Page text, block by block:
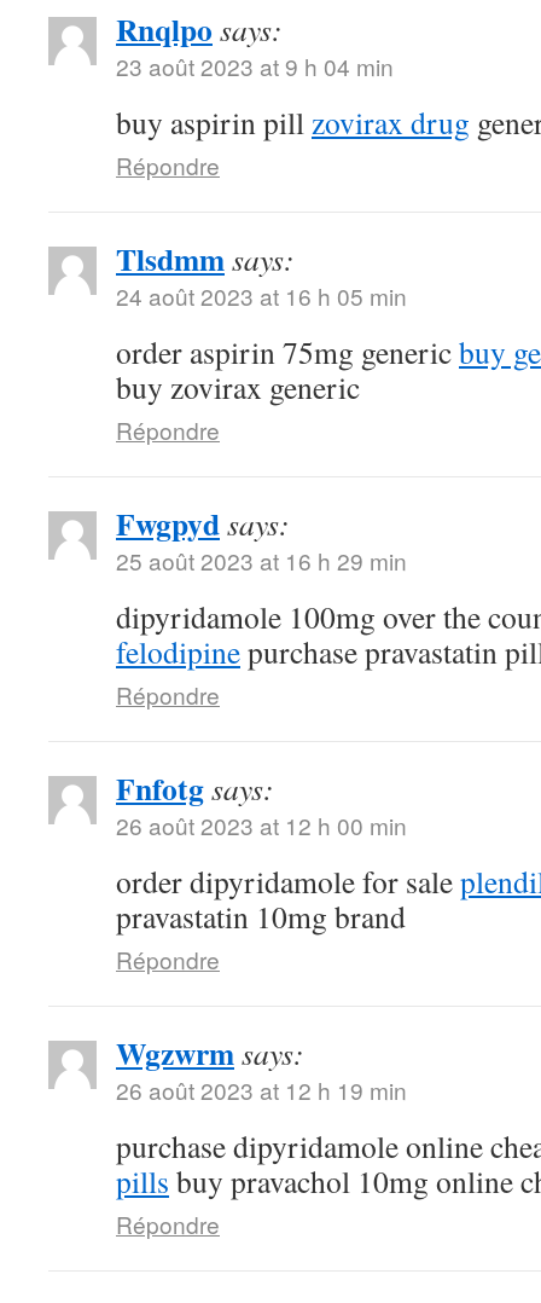
Rnqlpo says:
23 août 2023 at 9 h 04 min
buy aspirin pillzovirax drug
Répondre
Tlsdmmsays:
24 août 2023 at 16 h 05 min
order aspirin 75mg genericbuy
buy zovirax generic
Répondre
Fwgpydsays:
25 août 2023 at 16 h 29 min
dipyridamole 100mg over the
felodipinepurchase pravastatin
Répondre
Fnfotgsays:
26 août 2023 at 12 h 00 min
order dipyridamole for sale
pravastatin 10mg brand
Répondre
Wgzwrmsays:
26 août 2023 at 12 h 19 min
purchase dipyridamole online
pills buy pravachol 10mg online
Répondre